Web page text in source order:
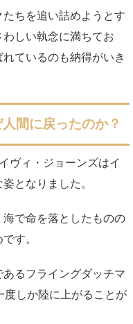
ちを追い詰めようとす
しい執念に満ちてお
れているのも納得がいき
間に戻ったのか？
ヴィ・ジョーンズはイ
となりました。
で命を落としたものの
す。
るフライングダッチマ
度しか陸に上がることが